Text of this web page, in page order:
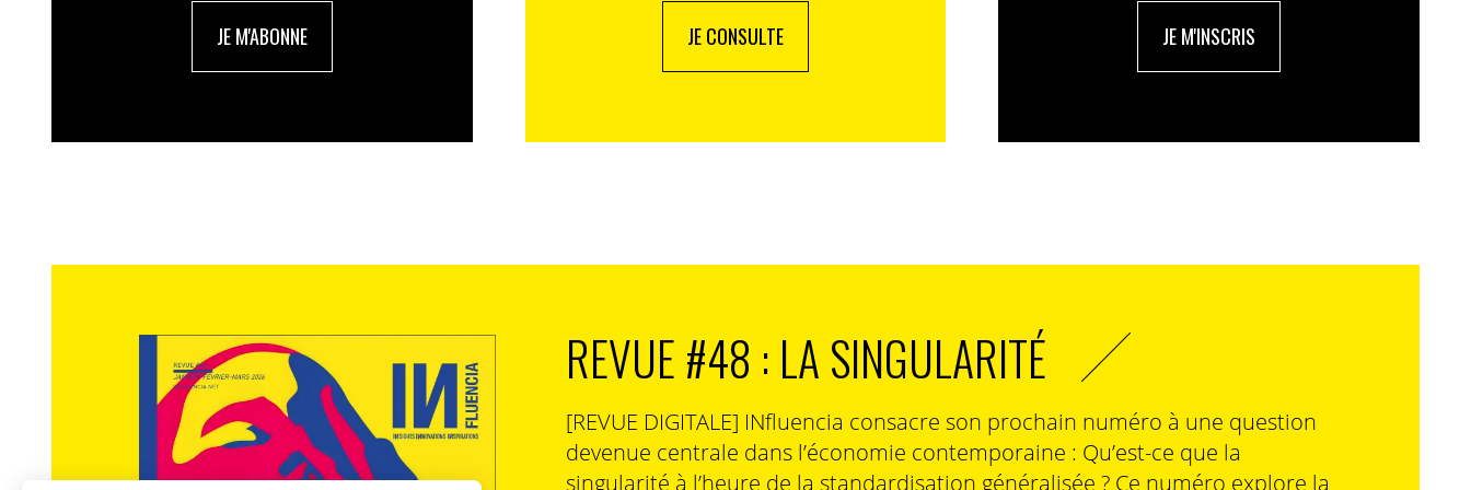
IN. : Le film est d’une certaine manière une œuvre cinématographique à la Marco Ferreri…
L.A. :
oui, la loi est absurde, il fallait aller au cœur de cette absurdité et y répondre sur le même
ton, violent, cynique et ne pas en faire une campage sociétale, mais plutôt, politique, et comme
toutes les bonnes satires aller au bout de l’absurdité du propos. Je dois remercier les créatifs
JE M'ABONNE JE CONSULTE JE M'INSCRIS
REVUE #48 : LA SINGULARITÉ
[REVUE DIGITALE] INfluencia consacre son prochain numéro à une question
devenue centrale dans l’économie contemporaine : Qu’est-ce que la
singularité à l’heure de la standardisation généralisée ? Ce numéro explore la